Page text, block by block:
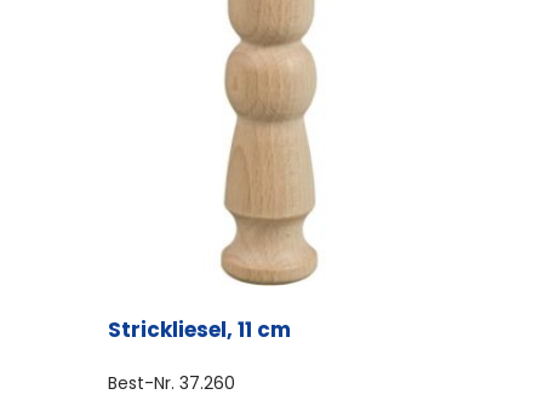
Strickliesel, 11 cm
Best-Nr. 37.260